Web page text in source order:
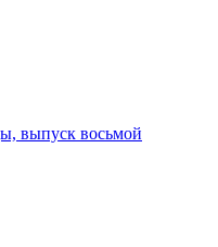
выпуск восьмой